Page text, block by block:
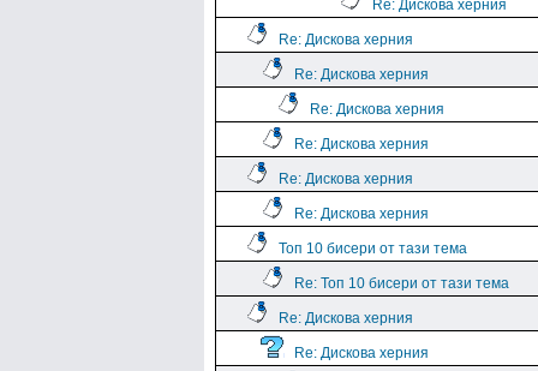
Re: Дискова херния
Re: Дискова херния
Re: Дискова херния
Re: Дискова херния
Re: Дискова херния
Re: Дискова херния
Re: Дискова херния
Топ 10 бисери от тази тема
Re: Топ 10 бисери от тази тема
Re: Дискова херния
Re: Дискова херния